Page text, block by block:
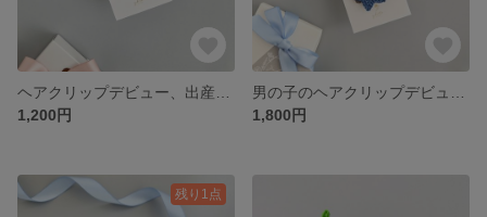
1,200円
1,800円
残り1点